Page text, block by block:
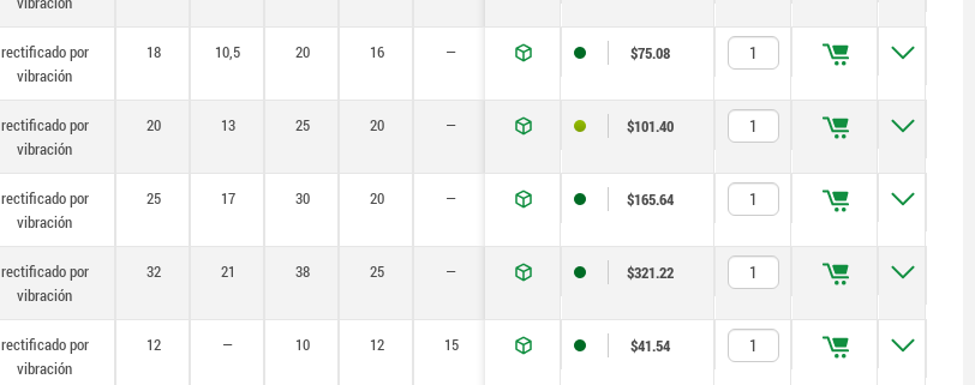
rectificado por
vibración
18 10,5 20 16 — $75.08
rectificado por
vibración
20 13 25 20 — $101.40
rectificado por
vibración
25 17 30 20 — $165.64
rectificado por
vibración
32 21 38 25 — $321.22
rectificado por
vibración
12 — 10 12 15 $41.54